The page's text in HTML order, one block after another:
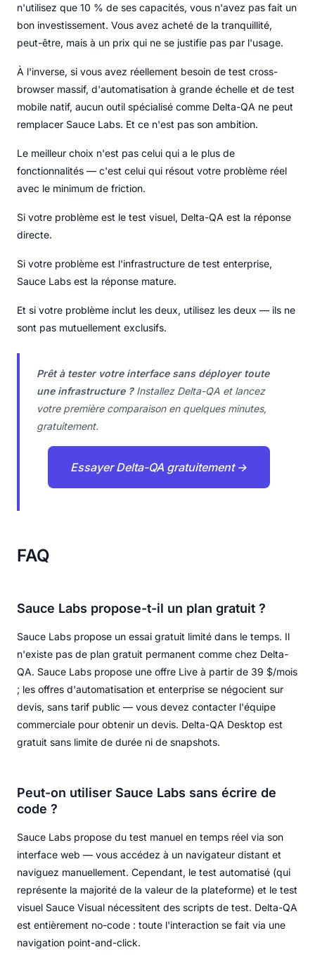
n'utilisez que 10 % de ses capacités, vous n'avez pas fait un
bon investissement. Vous avez acheté de la tranquillité,
peut-être, mais à un prix qui ne se justifie pas par l'usage.
À l'inverse, si vous avez réellement besoin de test cross-
browser massif, d'automatisation à grande échelle et de test
mobile natif, aucun outil spécialisé comme Delta-QA ne peut
remplacer Sauce Labs. Et ce n'est pas son ambition.
Le meilleur choix n'est pas celui qui a le plus de
fonctionnalités — c'est celui qui résout votre problème réel
avec le minimum de friction.
Si votre problème est le test visuel, Delta-QA est la réponse
directe.
Si votre problème est l'infrastructure de test enterprise,
Sauce Labs est la réponse mature.
Et si votre problème inclut les deux, utilisez les deux — ils ne
sont pas mutuellement exclusifs.
Prêt à tester votre interface sans déployer toute
une infrastructure ?Installez Delta-QA et lancez
votre première comparaison en quelques minutes,
gratuitement.
Essayer Delta-QA gratuitement →
FAQ
Sauce Labs propose-t-il un plan gratuit ?
Sauce Labs propose un essai gratuit limité dans le temps. Il
n'existe pas de plan gratuit permanent comme chez Delta-
QA. Sauce Labs propose une offre Live à partir de 39 $/mois
; les offres d'automatisation et enterprise se négocient sur
devis, sans tarif public — vous devez contacter l'équipe
commerciale pour obtenir un devis. Delta-QA Desktop est
gratuit sans limite de durée ni de snapshots.
Peut-on utiliser Sauce Labs sans écrire de
code ?
Sauce Labs propose du test manuel en temps réel via son
interface web — vous accédez à un navigateur distant et
naviguez manuellement. Cependant, le test automatisé (qui
représente la majorité de la valeur de la plateforme) et le test
visuel Sauce Visual nécessitent des scripts de test. Delta-QA
est entièrement no-code : toute l'interaction se fait via une
navigation point-and-click.